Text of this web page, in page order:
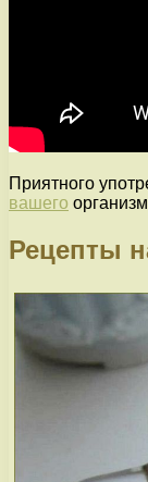
Приятного
вашего
Рецепты